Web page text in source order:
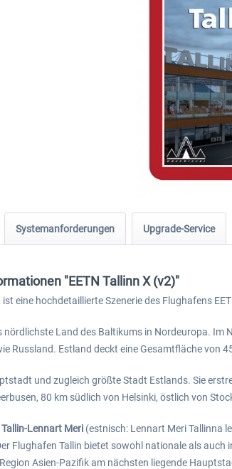
Systemanforderungen Upgrade-Service
"EETN Tallinn X (v2)"
ist eine hochdetaillierte Szenerie des Flughafens
nördlichste Land des Baltikums in Nordeuropa. Im
Russland. Estland deckt eine Gesamtfläche von
und zugleich größte Stadt Estlands. Sie
80 km südlich von Helsinki, östlich von
Tallin-Lennart Meri (estnisch: Lennart Meri Tallinna
Flughafen Tallin bietet sowohl nationale als
Asien-Pazifik am nächsten liegende